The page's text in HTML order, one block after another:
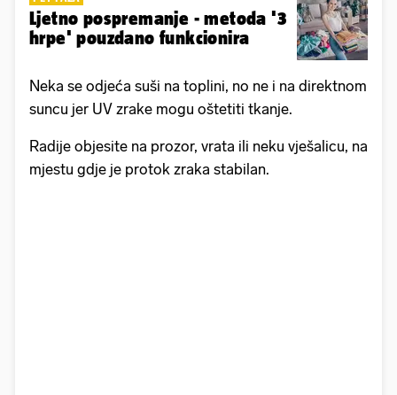
Ljetno pospremanje - metoda '3
hrpe' pouzdano funkcionira
Neka se odjeća suši na toplini, no ne i na direktnom
suncu jer UV zrake mogu oštetiti tkanje.
Radije objesite na prozor, vrata ili neku vješalicu, na
mjestu gdje je protok zraka stabilan.